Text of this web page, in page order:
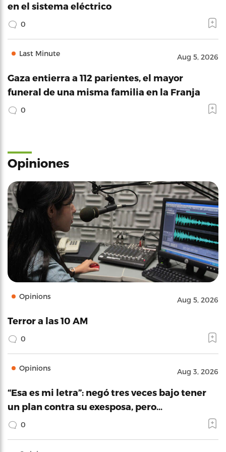
en el sistema eléctrico
0
Last Minute Aug 5, 2026
Gaza entierra a 112 parientes, el mayor
funeral de una misma familia en la Franja
0
Opiniones
Opinions Aug 5, 2026
Terror a las 10 AM
0
Opinions Aug 3, 2026
“Esa es mi letra”: negó tres veces bajo tener
un plan contra su exesposa, pero…
0